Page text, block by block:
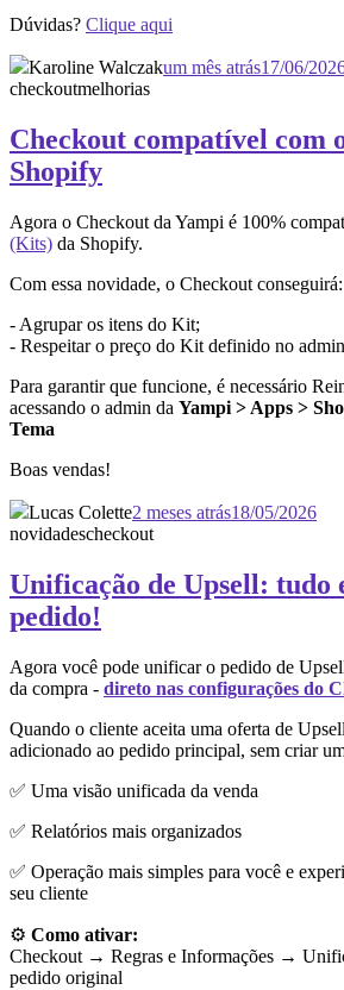
Dúvidas? Clique aqui
Karoline Walczakum mês atrás17/06/
checkoutmelhorias
Checkout compatível com
Shopify
Agora o Checkout da Yampi é 100%
(Kits) da Shopify.
Com essa novidade, o Checkout conseguirá:
- Agrupar os itens do Kit;
- Respeitar o preço do Kit definido no
Para garantir que funcione, é necessário
acessando o admin da Yampi > Apps >
Tema
Boas vendas!
Lucas Colette2 meses atrás18/05/2026
novidadescheckout
Unificação de Upsell: tudo
pedido!
Agora você pode unificar o pedido de
da compra - direto nas configurações do
Quando o cliente aceita uma oferta de
adicionado ao pedido principal, sem criar
✅ Uma visão unificada da venda
✅ Relatórios mais organizados
✅ Operação mais simples para você e
seu cliente
⚙️ Como ativar:
Checkout → Regras e Informações →
pedido original